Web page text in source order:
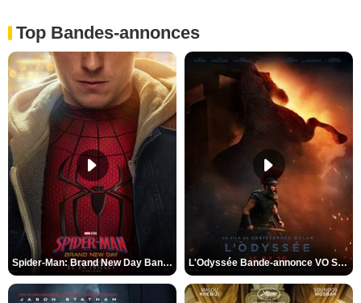
Top Bandes-annonces
Spider-Man: Brand New Day Bande-annonce VO STFR L'Odyssée Bande-annonce VO STFR